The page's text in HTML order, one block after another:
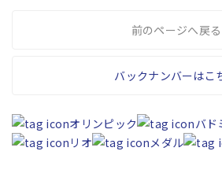
前のページへ戻る
バックナンバーはこ
オリンピック
バド
リオ
メダル